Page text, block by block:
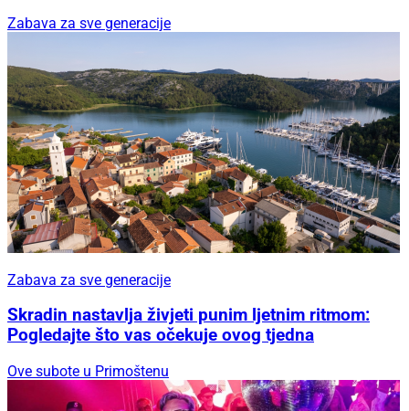
Zabava za sve generacije
Zabava za sve generacije
Skradin nastavlja živjeti punim ljetnim ritmom:
Pogledajte što vas očekuje ovog tjedna
Ove subote u Primoštenu